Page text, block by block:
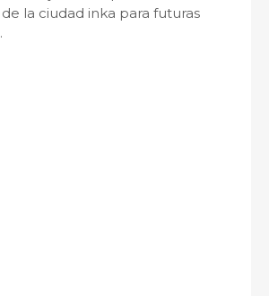
la ciudad inka para futuras